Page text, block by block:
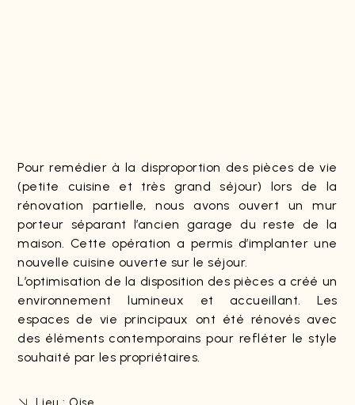
Pour remédier à la disproportion des pièces de vie
(petite cuisine et très grand séjour) lors de la
rénovation partielle, nous avons ouvert un mur
porteur séparant l’ancien garage du reste de la
maison. Cette opération a permis d’implanter une
nouvelle cuisine ouverte sur le séjour.
L’optimisation de la disposition des pièces a créé un
environnement lumineux et accueillant. Les
espaces de vie principaux ont été rénovés avec
des éléments contemporains pour refléter le style
souhaité par les propriétaires.